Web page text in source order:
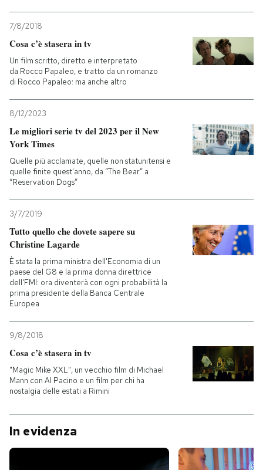
7/8/2018
Cosa c’è stasera in tv
Un film scritto, diretto e interpretato
da Rocco Papaleo, e tratto da un romanzo
di Rocco Papaleo: ma anche altro
8/12/2023
Le migliori serie tv del 2023 per il New
York Times
Quelle più acclamate, quelle non statunitensi e
quelle finite quest'anno, da “The Bear” a
“Reservation Dogs”
3/7/2019
Tutto quello che dovete sapere su
Christine Lagarde
È stata la prima ministra dell'Economia di un
paese del G8 e la prima donna direttrice
dell'FMI: ora diventerà con ogni probabilità la
prima presidente della Banca Centrale
Europea
9/8/2018
Cosa c’è stasera in tv
"Magic Mike XXL", un vecchio film di Michael
Mann con Al Pacino e un film per chi ha
nostalgia delle estati a Rimini
In evidenza